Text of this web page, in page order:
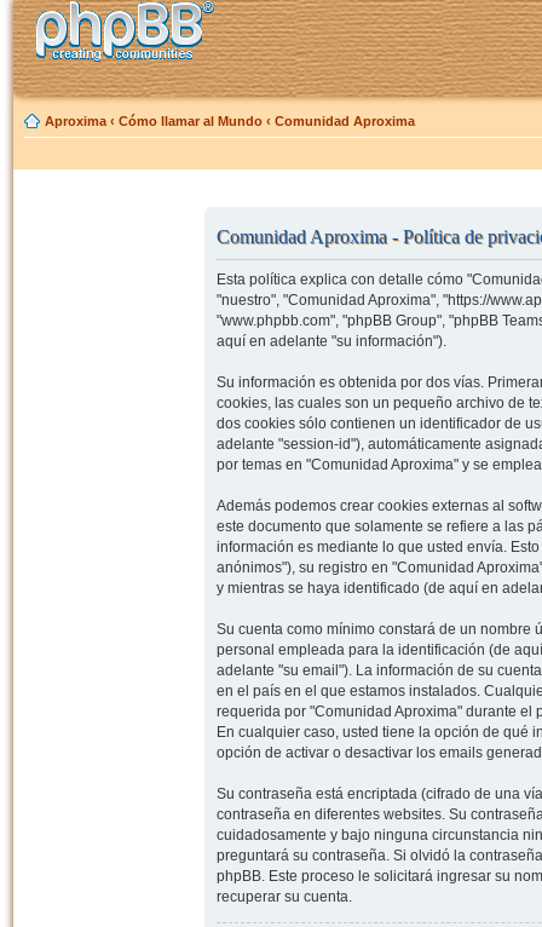
Aproxima ‹ Cómo llamar al Mundo ‹ Comunidad Aproxima
Comunidad Aproxima - Política de
Esta política explica con detalle cómo
"nuestro", "Comunidad Aproxima", "https://
"www.phpbb.com", "phpBB Group", "phpBB
aquí en adelante "su información").
Su información es obtenida por dos vías.
cookies, las cuales son un pequeño archivo de
dos cookies sólo contienen un identificador de
adelante "session-id"), automáticamente
por temas en "Comunidad Aproxima" y se
Además podemos crear cookies externas al
este documento que solamente se refiere a las
información es mediante lo que usted envía.
anónimos"), su registro en "Comunidad
y mientras se haya identificado (de aquí en
Su cuenta como mínimo constará de un
personal empleada para la identificación (de
adelante "su email"). La información de su
en el país en el que estamos instalados.
requerida por "Comunidad Aproxima" durante el
En cualquier caso, usted tiene la opción de qué
opción de activar o desactivar los emails
Su contraseña está encriptada (cifrado de una
contraseña en diferentes websites. Su
cuidadosamente y bajo ninguna circunstancia
preguntará su contraseña. Si olvidó la
phpBB. Este proceso le solicitará ingresar su
recuperar su cuenta.